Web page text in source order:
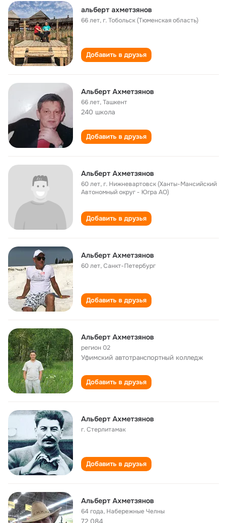
альберт ахметзянов
66 лет,г. Тобольск (Тюменская область)
Добавить в друзья
Альберт Ахметзянов
66 лет,Ташкент
240 школа
Добавить в друзья
Альберт Ахметзянов
60 лет,г. Нижневартовск (Ханты-Мансийский
Автономный округ - Югра АО)
Добавить в друзья
Альберт Ахметзянов
60 лет,Санкт-Петербург
Добавить в друзья
Альберт Ахметзянов
регион 02
Уфимский автотранспортный колледж
Добавить в друзья
Альберт Ахметзянов
г. Стерлитамак
Добавить в друзья
Альберт Ахметзянов
64 года, Набережные Челны
72 084